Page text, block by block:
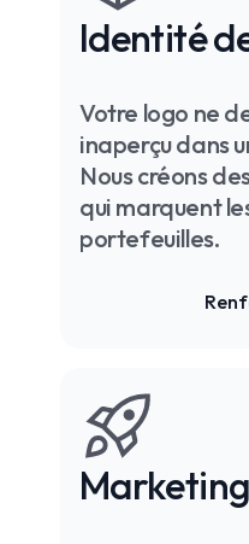
Identité
Votre logo ne
inaperçu dans
Nous créons
qui marquent
portefeuilles.